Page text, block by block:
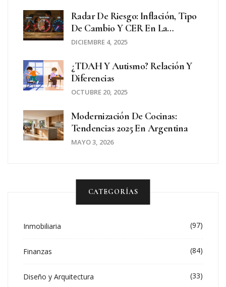
Radar De Riesgo: Inflación, Tipo
De Cambio Y CER En La
Argentina Actual
DICIEMBRE 4, 2025
¿TDAH Y Autismo? Relación Y
Diferencias
OCTUBRE 20, 2025
Modernización De Cocinas:
Tendencias 2025 En Argentina
MAYO 3, 2026
CATEGORÍAS
Inmobiliaria (97)
Finanzas (84)
Diseño y Arquitectura (33)